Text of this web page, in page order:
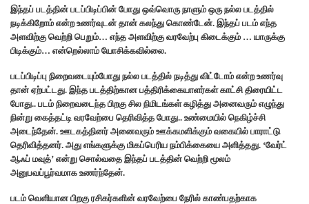
இந்தப் படத்தின் படப்பிடிப்பின் போது ஒவ்வொரு நாளும் ஒரு நல்ல படத்தில்
நடிக்கிறோம் என்ற உணர்வுடன் தான் கலந்து கொண்டேன். இந்தப் படம் எந்த
அளவிற்கு வெற்றி பெறும்… எந்த அளவிற்கு வரவேற்பு கிடைக்கும் … யாருக்கு
பிடிக்கும்… என்றெல்லாம் யோசிக்கவில்லை.
படப்பிடிப்பு நிறைவடையும்போது நல்ல படத்தில் நடித்து விட்டோம் என்ற உணர்வு
தான் ஏற்பட்டது. இந்த படத்திற்கான பத்திரிக்கையாளர்கள் காட்சி திரையிட்ட
போது..‌ படம் நிறைவடைந்த பிறகு சில நிமிடங்கள் கழித்து அனைவரும் எழுந்து
நின்று கைத்தட்டி வரவேற்பை தெரிவித்த போது.. உண்மையில் நெகிழ்ச்சி
அடைந்தேன். ஊடகத்தினர் அனைவரும் ஊக்கமளிக்கும் வகையில் பாராட்டு
தெரிவித்தனர். அது எங்களுக்கு மிகப்பெரிய நம்பிக்கையை அளித்தது. ‘வேர்ட்
ஆஃப் மவுத்’ என்று சொல்வதை இந்தப் படத்தின் வெற்றி மூலம்
அனுபவப்பூர்வமாக உணர்ந்தேன்.
படம் வெளியான பிறகு ரசிகர்களின் வரவேற்பை நேரில் காண்பதற்காக